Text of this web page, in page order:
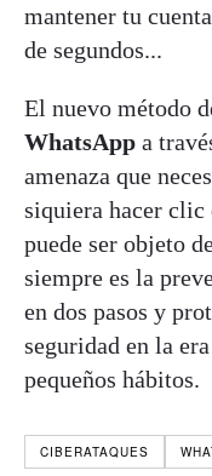
mantener tu
de segundos...
El nuevo método
WhatsApp a
amenaza que
siquiera hacer clic
puede ser objeto
siempre es la
en dos pasos y
seguridad en la
pequeños hábitos.
CIBERATAQUES